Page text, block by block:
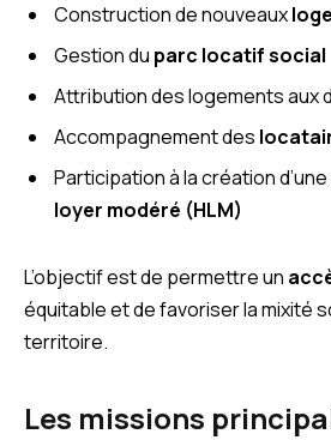
Construction de nouveaux
Gestion du parc locatif social
Attribution des logements aux
Accompagnement des
Participation à la création
loyer modéré (HLM)
L’objectif est de permettre un
équitable et de favoriser la mixité
territoire.
Les missions